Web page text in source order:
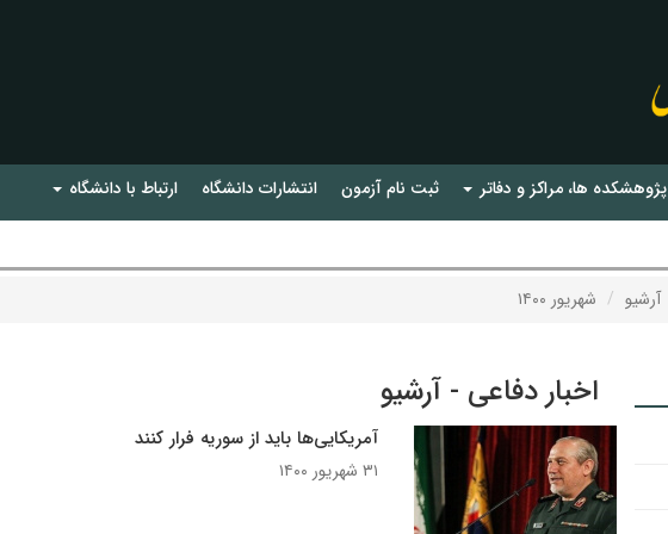
پژوهشکده ها، مراکز و دفاتر ثبت نام آزمون انتشارات دانشگاه ارتباط با دانشگاه
آرشیو شهریور ۱۴۰۰
اخبار دفاعی - آرشیو
آمریکایی‌ها باید از سوریه فرار کنند
۳۱ شهریور ۱۴۰۰